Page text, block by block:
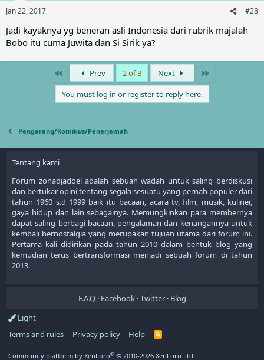
s
Jan 22, 2017 #28
Jadi kayaknya yg beneran asli Indonesia dari rubrik majalah
Bobo itu cuma Juwita dan Si Sirik ya?
Prev 2 of 3 Next
You must log in or register to reply here.
Pengarang/Komikus/Penerjemah
Tentang kami
Forum zonadjadoel adalah sebuah wadah untuk saling berdiskusi
dan bertukar opini tentang segala sesuatu yang pernah populer dari
tahun 1960 s.d 1999 baik itu bacaan, acara tv, film, musik, kuliner,
gaya hidup dan lain sebagainya. Memungkinkan para membernya
dapat saling berbagi bacaan, pengalaman dan kenangannya untuk
kembali bernostalgia yang merupakan tujuan utama dari forum ini.
Pertama kali didirikan pada tahun 2010 dalam bentuk blog yang
kemudian terus bertransformasi menjadi sebuah forum di tahun
2013.
F.A.Q Facebook Twitter Blog
Light
Terms and rules
Privacy policy Help
R
Community platform by XenForo® © 2010-2026 XenForo Ltd.